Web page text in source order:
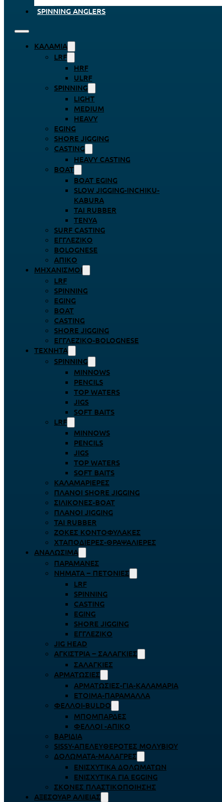
SPINNING ANGLERS
ΚΑΛΆΜΙΑ
LRF
HRF
ULRF
SPINNING
LIGHT
MEDIUM
HEAVY
EGING
SHORE JIGGING
CASTING
HEAVY CASTING
BOAT
BOAT EGING
SLOW JIGGING-INCHIKU-
KABURA
TAI RUBBER
TENYA
SURF CASTING
ΕΓΓΛΈΖΙΚΟ
BOLOGNESE
ΑΠΊΚΟ
ΜΗΧΑΝΙΣΜΟΊ
LRF
SPINNING
EGING
BOAT
CASTING
SHORE JIGGING
ΕΓΓΛΈΖΙΚΟ-BOLOGNESE
ΤΕΧΝΗΤΆ
SPINNING
MINNOWS
PENCILS
TOP WATERS
JIGS
SOFT BAITS
LRF
MINNOWS
PENCILS
JIGS
TOP WATERS
SOFT BAITS
ΚΑΛΑΜΑΡΙΈΡΕΣ
ΠΛΆΝΟΙ SHORE JIGGING
ΣΙΛΙΚΌΝΕΣ-BOAT
ΠΛΆΝΟΙ JIGGING
TAI RUBBER
ΖΌΚΕΣ ΚΟΝΤΟΦΎΛΑΚΕΣ
ΧΤΑΠΟΔΙΈΡΕΣ-ΘΡΑΨΑΛΙΈΡΕΣ
ΑΝΑΛΏΣΙΜΑ
ΠΑΡΑΜΆΝΕΣ
ΝΉΜΑΤΑ – ΠΕΤΟΝΙΈΣ
LRF
SPINNING
CASTING
EGING
SHORE JIGGING
ΕΓΓΛΈΖΙΚΟ
JIG HEAD
ΑΓΚΊΣΤΡΙΑ – ΣΑΛΑΓΚΙΈΣ
ΣΑΛΑΓΚΙΈΣ
ΑΡΜΑΤΩΣΙΈΣ
ΑΡΜΑΤΩΣΙΈΣ-ΓΙΑ-ΚΑΛΑΜΆΡΙΑ
ΈΤΟΙΜΑ-ΠΑΡΆΜΑΛΛΑ
ΦΕΛΛΟΊ-BULDO
ΜΠΟΜΠΆΡΔΕΣ
ΦΕΛΛΟΊ -ΑΠΊΚΟ
ΒΑΡΊΔΙΑ
SISSY-ΑΠΕΛΕΥΘΕΡΟΤΈΣ ΜΟΛΥΒΙΟΎ
ΔΟΛΏΜΑΤΑ-ΜΑΛΆΓΡΕΣ
ΕΝΙΣΧΥΤΙΚΆ ΔΟΛΩΜΆΤΩΝ
ΕΝΙΣΧΥΤΙΚΆ ΓΙΑ EGGING
ΣΚΌΝΕΣ ΠΛΑΣΤΙΚΟΠΟΊΗΣΗΣ
ΑΞΕΣΟΥΆΡ ΑΛΙΕΊΑΣ